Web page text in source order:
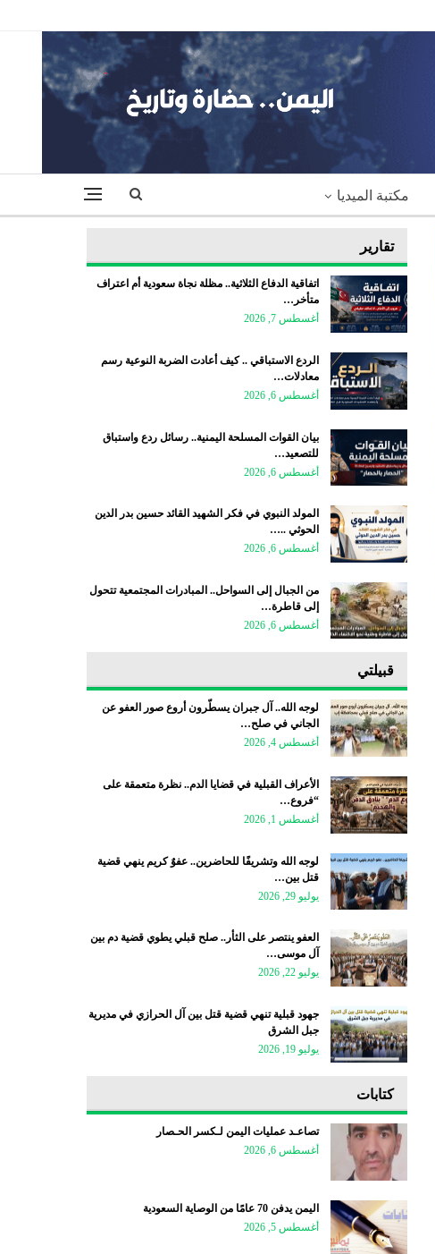
مكتبة الميديا
تقارير
اتفاقية الدفاع الثلاثية.. مظلة نجاة سعودية أم اعتراف
متأخر…
أغسطس 7, 2026
الردع الاستباقي .. كيف أعادت الضربة النوعية رسم
معادلات…
أغسطس 6, 2026
بيان القوات المسلحة اليمنية.. رسائل ردع واستباق
للتصعيد…
أغسطس 6, 2026
المولد النبوي في فكر الشهيد القائد حسين بدر الدين
الحوثي ..…
أغسطس 6, 2026
من الجبال إلى السواحل.. المبادرات المجتمعية تتحول
إلى قاطرة…
أغسطس 6, 2026
قبيلتي
لوجه الله.. آل جبران يسطّرون أروع صور العفو عن
الجاني في صلح…
أغسطس 4, 2026
الأعراف القبلية في قضايا الدم.. نظرة متعمقة على
“فروع…
أغسطس 1, 2026
لوجه الله وتشريفًا للحاضرين.. عفوٌ كريم ينهي قضية
قتل بين…
يوليو 29, 2026
العفو ينتصر على الثأر.. صلح قبلي يطوي قضية دم بين
آل موسى…
يوليو 22, 2026
جهود قبلية تنهي قضية قتل بين آل الحرازي في مديرية
جبل الشرق
يوليو 19, 2026
كتابات
تصاعـد عمليات اليمن لـكسر الحـصار
أغسطس 6, 2026
اليمن يدفن 70 عامًا من الوصاية السعودية
أغسطس 5, 2026